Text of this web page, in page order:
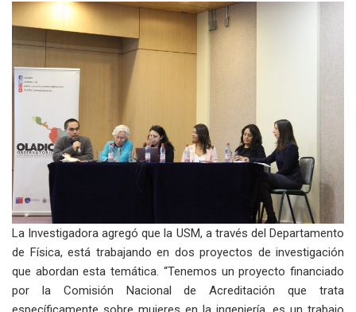
La Investigadora agregó que la USM, a través del Departamento
de Física, está trabajando en dos proyectos de investigación
que abordan esta temática. “Tenemos un proyecto financiado
por la Comisión Nacional de Acreditación que trata